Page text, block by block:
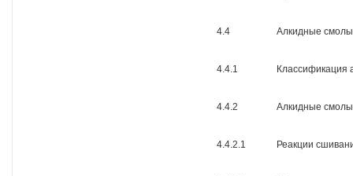
4.4 Алкидные смолы
4.4.1 Классификация
4.4.2 Алкидные смолы
4.4.2.1 Реакции